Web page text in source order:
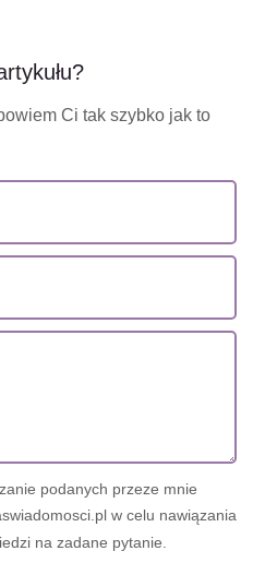
Ci tak szybko jak to
podanych przeze mnie
w celu nawiązania
na zadane pytanie.